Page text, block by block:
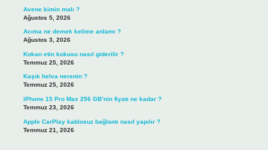
Avene kimin malı ?
Ağustos 5, 2026
Acıma ne demek kelime anlamı ?
Ağustos 3, 2026
Kokan etin kokusu nasıl giderilir ?
Temmuz 25, 2026
Kaşık helva nerenin ?
Temmuz 25, 2026
iPhone 15 Pro Max 256 GB’nin fiyatı ne kadar ?
Temmuz 23, 2026
Apple CarPlay kablosuz bağlantı nasıl yapılır ?
Temmuz 21, 2026